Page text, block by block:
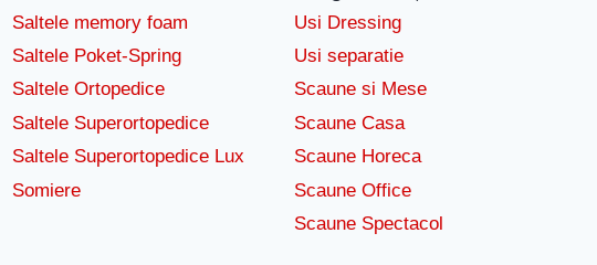
Saltele memory foam
Saltele Poket-Spring
Saltele Ortopedice
Saltele Superortopedice
Saltele Superortopedice Lux
Somiere
Usi Dressing
Usi separatie
Scaune si Mese
Scaune Casa
Scaune Horeca
Scaune Office
Scaune Spectacol